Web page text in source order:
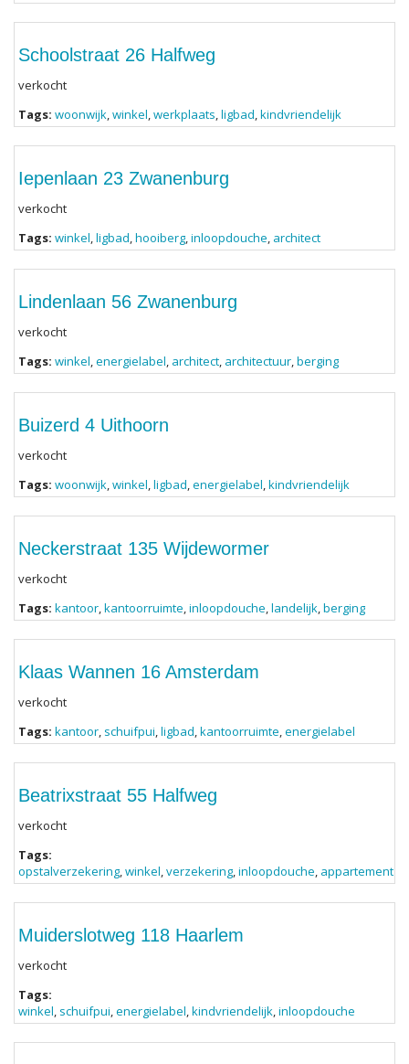
Schoolstraat 26 Halfweg
verkocht
Tags: woonwijk,winkel,werkplaats,ligbad,kindvriendelijk
Iepenlaan 23 Zwanenburg
verkocht
Tags: winkel,ligbad,hooiberg,inloopdouche, architect
Lindenlaan 56 Zwanenburg
verkocht
Tags: winkel,energielabel, architect, architectuur,berging
Buizerd 4 Uithoorn
verkocht
Tags: woonwijk,winkel,ligbad,energielabel,kindvriendelijk
Neckerstraat 135 Wijdewormer
verkocht
Tags: kantoor,kantoorruimte,inloopdouche,landelijk,berging
Klaas Wannen 16 Amsterdam
verkocht
Tags: kantoor, schuifpui,ligbad,kantoorruimte,energielabel
Beatrixstraat 55 Halfweg
verkocht
Tags:
opstalverzekering,winkel,verzekering,inloopdouche, appartement
Muiderslotweg 118 Haarlem
verkocht
Tags:
winkel, schuifpui,energielabel,kindvriendelijk,inloopdouche